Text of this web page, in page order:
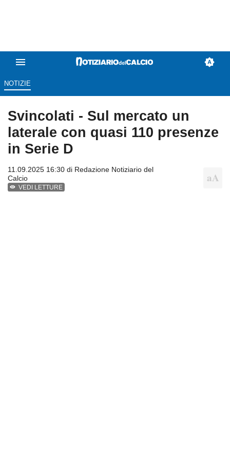
NOTIZIE
Svincolati - Sul mercato un
laterale con quasi 110 presenze
in Serie D
11.09.2025 16:30 di Redazione Notiziario del
Calcio
VEDI LETTURE